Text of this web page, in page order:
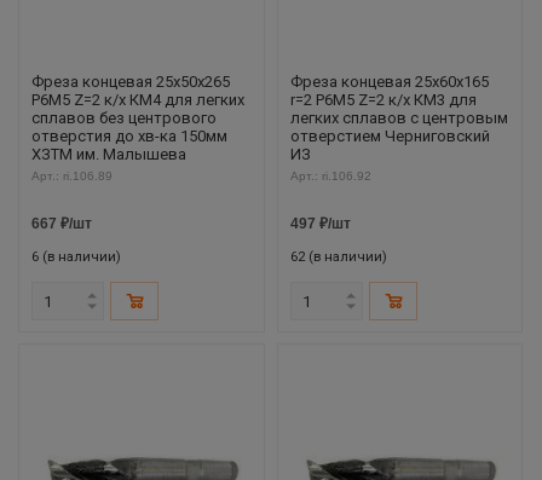
Фреза концевая 25х50х265
Р6М5 Z=2 к/х КМ4 для легких
сплавов без центрового
отверстия до хв-ка 150мм
ХЗТМ им. Малышева
Арт.: ri.106.89
667 ₽/шт
6 (в наличии)
Фреза концевая 25х60х165
r=2 Р6М5 Z=2 к/х КМ3 для
легких сплавов с центровым
отверстием Черниговский
ИЗ
Арт.: ri.106.92
497 ₽/шт
62 (в наличии)